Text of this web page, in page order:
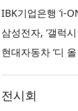
IBK기업은행 ‘i-
전시회